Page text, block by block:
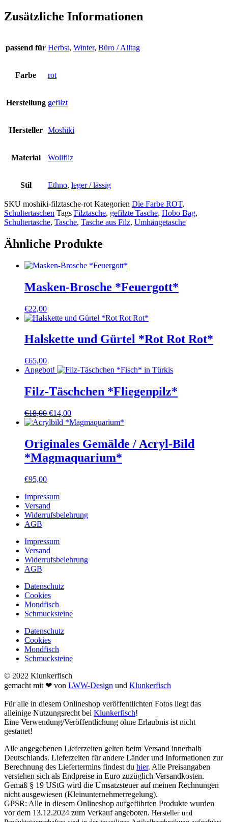
Zusätzliche Informationen
passend für Herbst, Winter, Büro / Alltag
Farbe rot
Herstellung gefilzt
Hersteller Moshiki
Material Wollfilz
Stil Ethno, leger / lässig
SKU moshiki-filztasche-rot Kategorien Die Farbe ROT,
Schultertaschen Tags Filztasche, gefilzte Tasche, Hobo Bag,
Schultertasche, Tasche, Tasche aus Filz, Umhängetasche
Ähnliche Produkte
Masken-Brosche *Feuergott*
€22,00
Halskette und Gürtel *Rot Rot Rot*
€65,00
Angebot!
Filz-Täschchen *Fliegenpilz*
€18,00 Ursprünglicher
Preis
€18,00
€14,00Aktueller
Preis
€14,00.
Originales Gemälde / Acryl-Bild
*Magmaquarium*
€95,00
Impressum
Versand
Widerrufsbelehrung
AGB
Impressum
Versand
Widerrufsbelehrung
AGB
Datenschutz
Cookies
Mondfisch
Schmucksteine
Datenschutz
Cookies
Mondfisch
Schmucksteine
© 2022 Klunkerfisch
gemacht mit ❤ von LWW-Design und Klunkerfisch
Für alle in diesem Onlineshop veröffentlichten Fotos liegt das
alleinige Nutzungsrecht bei Klunkerfisch!
Eine Verwendung/Veröffentlichung ohne Erlaubnis ist nicht
gestattet!
Alle angegebenen Lieferzeiten gelten beim Versand innerhalb
Deutschlands. Lieferzeiten für andere Länder und Informationen zur
Berechnung des Liefertermins findest du hier. Alle Preisangaben
verstehen sich als Endpreise in Euro zuzüglich Versandkosten.
Gemäß § 19 UStG wird die Umsatzsteuer auf meinen Rechnungen
nicht ausgewiesen (Kleinunternehmerregelung).
GPSR: Alle in diesem Onlineshop aufgeführten Produkte wurden
vor dem 13.12.2024 zum Verkauf angeboten. Hersteller und